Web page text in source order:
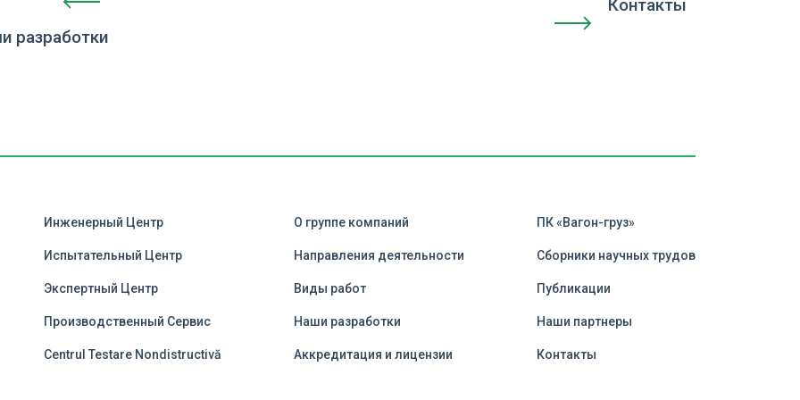
разработки
Контакты
Инженерный Центр
Испытательный Центр
Экспертный Центр
Производственный Сервис
Centrul Testare Nondistructivă
О группе компаний
Направления деятельности
Виды работ
Наши разработки
Аккредитация и лицензии
ПК «Вагон-груз»
Сборники научных трудов
Публикации
Наши партнеры
Контакты